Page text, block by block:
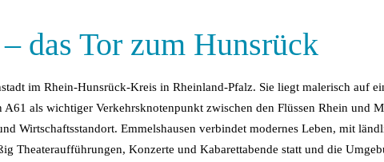
das Tor zum Hunsrück
im Rhein-Hunsrück-Kreis in Rheinland-Pfalz. Sie liegt malerisch auf
als wichtiger Verkehrsknotenpunkt zwischen den Flüssen Rhein und
Wirtschaftsstandort. Emmelshausen verbindet modernes Leben, mit
Theateraufführungen, Konzerte und Kabarettabende statt und die